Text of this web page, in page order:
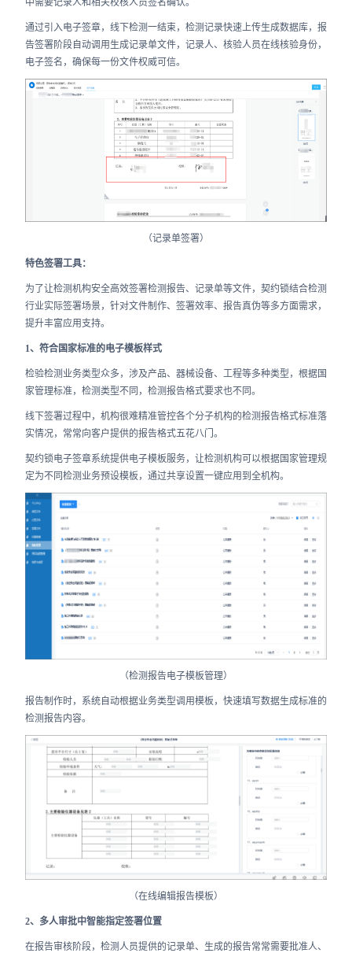
中需要记录人和相关校核人员签名确认。
通过引入电子签章，线下检测一结束，检测记录快速上传生成数据库，报
告签署阶段自动调用生成记录单文件，记录人、核验人员在线核验身份，
电子签名，确保每一份文件权威可信。
（记录单签署）
特色签署工具：
为了让检测机构安全高效签署检测报告、记录单等文件，契约锁结合检测
行业实际签署场景，针对文件制作、签署效率、报告真伪等多方面需求，
提升丰富应用支持。
1、符合国家标准的电子模板样式
检验检测业务类型众多，涉及产品、器械设备、工程等多种类型，根据国
家管理标准，检测类型不同，检测报告格式要求也不同。
线下签署过程中，机构很难精准管控各个分子机构的检测报告格式标准落
实情况，常常向客户提供的报告格式五花八门。
契约锁电子签章系统提供电子模板服务，让检测机构可以根据国家管理规
定为不同检测业务预设模板，通过共享设置一键应用到全机构。
（检测报告电子模板管理）
报告制作时，系统自动根据业务类型调用模板，快速填写数据生成标准的
检测报告内容。
（在线编辑报告模板）
2、多人审批中智能指定签署位置
在报告审核阶段，检测人员提供的记录单、生成的报告常常需要批准人、